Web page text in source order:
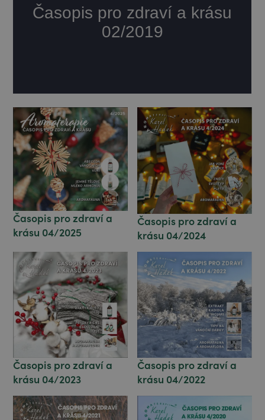
Časopis pro zdraví a
krásu 04/2025
Časopis pro zdraví a
krásu 04/2024
Časopis pro zdraví a
krásu 04/2023
Časopis pro zdraví a
krásu 04/2022